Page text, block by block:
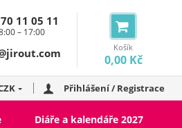
Košík
0,00 Kč
11 05 11
– 17:00
Přihlášení / Registrace
Diáře a kalendáře 2027